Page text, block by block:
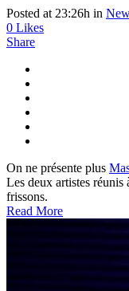
Posted at 23:26h in
0 Likes
Share
On ne présente plus
Les deux artistes réunis
frissons.
Read More